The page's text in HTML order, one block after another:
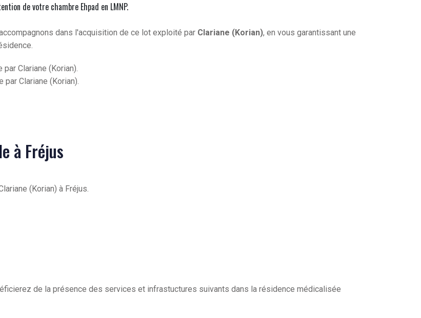
de votre chambre Ehpad en LMNP.
dans l'acquisition de ce lot exploité par Clariane (Korian), en vous garantissant une
Clariane (Korian).
par Clariane (Korian).
à Fréjus
(Korian) à Fréjus.
de la présence des services et infrastuctures suivants dans la résidence médicalisée